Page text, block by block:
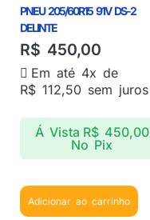
PNEU 205/60R15 91V DS-2
DELINTE
R$ 450,00
Em até 4x de
R$ 112,50 sem juros
Á Vista R$450,00
No Pix
Adicionar ao carrinho